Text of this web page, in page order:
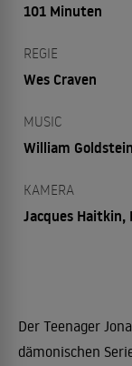
101 Minuten
REGIE
Wes Craven
MUSIC
William Goldstein
KAMERA
Jacques Haitkin,
Der Teenager
dämonischen